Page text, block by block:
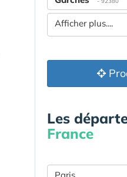
Afficher plus....
Les
France